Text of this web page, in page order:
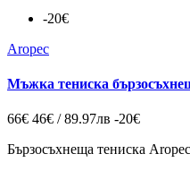
-20€
Aropec
Мъжка тениска
66€ 46€ / 89.97лв -20€
Бързосъхнеща тениска